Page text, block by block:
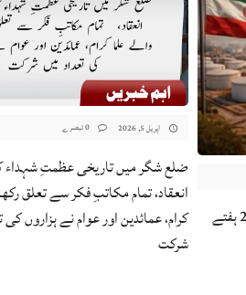
جنگ بندی: ایران کا آبنائے ہرمز سب کیلئے 2 ہفتے
اپریل 5, 2026
ضلع شگر میں تاریخی عظمتِ شہداء
انعقاد، تمام مکاتبِ فکر سے تعلق
کرام، عمائدین اور عوام نے ہزاروں
شرکت